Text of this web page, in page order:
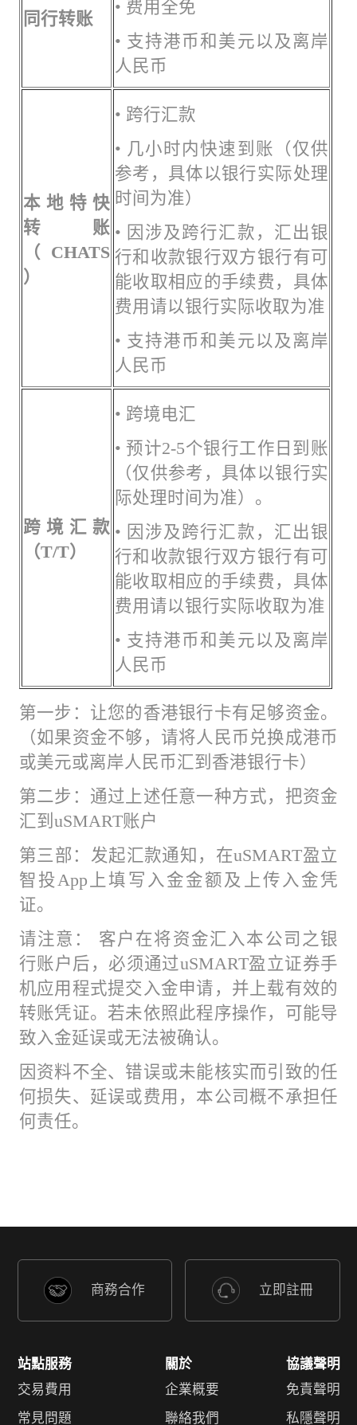
同行转账
• 费用全免
• 支持港币和美元以及离岸
人民币
本地特快
转账
（CHATS
）
• 跨行汇款
• 几小时内快速到账（仅供
参考，具体以银行实际处理
时间为准）
• 因涉及跨行汇款，汇出银
行和收款银行双方银行有可
能收取相应的手续费，具体
费用请以银行实际收取为准
• 支持港币和美元以及离岸
人民币
跨境汇款
（T/T）
• 跨境电汇
• 预计2-5个银行工作日到账
（仅供参考，具体以银行实
际处理时间为准）。
• 因涉及跨行汇款，汇出银
行和收款银行双方银行有可
能收取相应的手续费，具体
费用请以银行实际收取为准
• 支持港币和美元以及离岸
人民币
第一步：让您的香港银行卡有足够资金。
（如果资金不够，请将人民币兑换成港币
或美元或离岸人民币汇到香港银行卡）
第二步：通过上述任意一种方式，把资金
汇到uSMART账户
第三部：发起汇款通知，在uSMART盈立
智投App上填写入金金额及上传入金凭
证。
请注意： 客户在将资金汇入本公司之银
行账户后，必须通过uSMART盈立证券手
机应用程式提交入金申请，并上载有效的
转账凭证。若未依照此程序操作，可能导
致入金延误或无法被确认。
因资料不全、错误或未能核实而引致的任
何损失、延误或费用，本公司概不承担任
何责任。
商務合作 立即註冊
站點服務
交易費用
常見問題
關於
企業概要
聯絡我們
協議聲明
免責聲明
私隱聲明